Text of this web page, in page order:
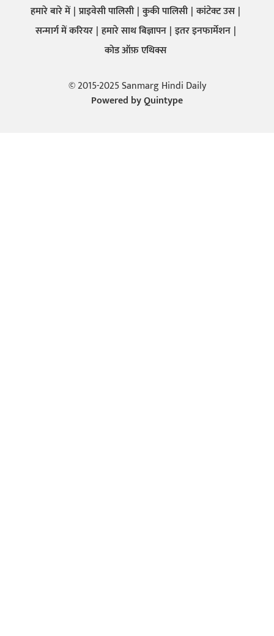
हमारे बारे में प्राइवेसी पालिसी कुकी पालिसी कांटेक्ट उस
सन्मार्ग में करियर हमारे साथ बिज्ञापन इतर इनफार्मेशन
कोड ऑफ़ एथिक्स
© 2015-2025 Sanmarg Hindi Daily
Powered byQuintype